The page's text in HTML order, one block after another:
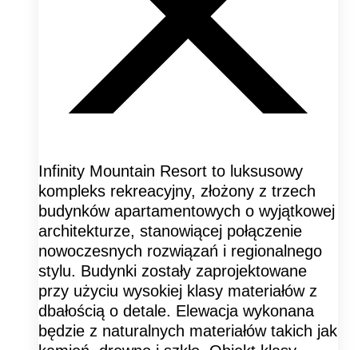
Infinity Mountain Resort to luksusowy
kompleks rekreacyjny, złożony z trzech
budynków apartamentowych o wyjątkowej
architekturze, stanowiącej połączenie
nowoczesnych rozwiązań i regionalnego
stylu. Budynki zostały zaprojektowane
przy użyciu wysokiej klasy materiałów z
dbałością o detale. Elewacja wykonana
będzie z naturalnych materiałów takich jak